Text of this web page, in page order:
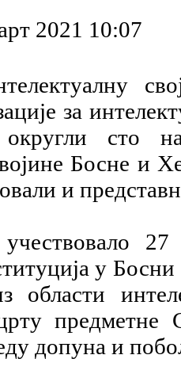
2021 10:07
за
округли сто
Босне и
и
27
у
области
предметне
допуна и